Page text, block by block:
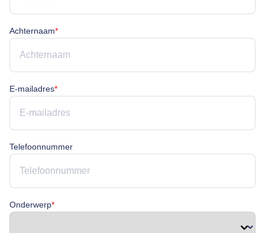
Achternaam*Achternaam is verplicht
E-mailadres*E-mailadres is verplicht
Telefoonnummer
Onderwerp*Onderwerp is verplicht